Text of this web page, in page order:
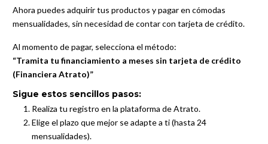
Ahora puedes adquirir tus productos y pagar en cómodas
mensualidades, sin necesidad de contar con tarjeta de crédito.
Al momento de pagar, selecciona el método:
“Tramita tu financiamiento a meses sin tarjeta de crédito
(Financiera Atrato)”
Sigue estos sencillos pasos:
Realiza tu registro en la plataforma de Atrato.
Elige el plazo que mejor se adapte a ti (hasta 24
mensualidades).